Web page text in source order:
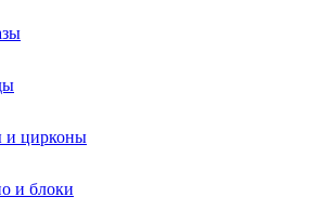
и цирконы
и блоки